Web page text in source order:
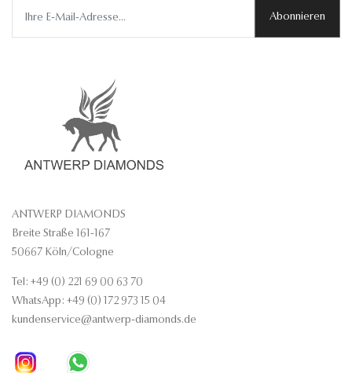
Abonnieren
ANTWERP DIAMONDS
Breite Straße 161-167
50667 Köln/Cologne
Tel: +49 (0) 221 69 00 63 70
WhatsApp: +49 (0) 172 973 15 04
kundenservice@antwerp-diamonds.de